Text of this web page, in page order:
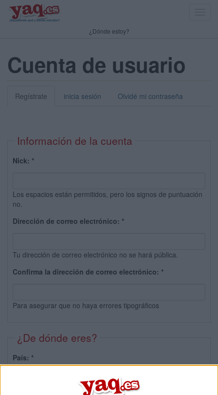
¿Dónde estoy?
Cuenta de usuario
Regístrate inicia sesión Olvidé mi contraseña
Información de la cuenta
Nick: *
Los espacios están permitidos, pero los signos de puntuación
no.
Dirección de correo electrónico: *
Tu dirección de correo electrónico no se hará pública.
Confirma la dirección de correo electrónico: *
Para asegurar que no haya errores tipográficos
¿De dónde eres?
País: *